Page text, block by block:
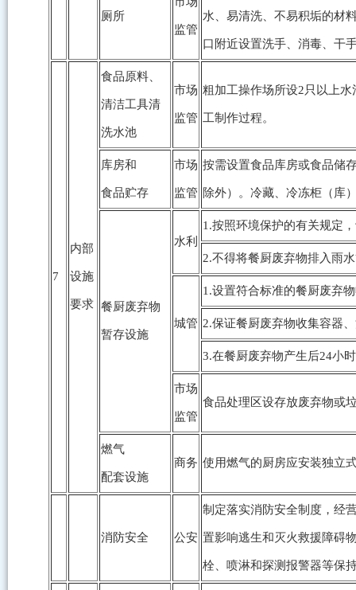
厕所
监管
水、易清洗、不易积垢的材
口附近设置洗手、消毒、干
7
内部
设施
要求
食品原料、
清洁工具清
洗水池
市场
监管
粗加工操作场所设2只以上
工制作过程。
库房和
食品贮存
市场
监管
按需设置食品库房或食品储
除外）。冷藏、冷冻柜（库
餐厨废弃物
暂存设施
水利
1.按照环境保护的有关规定
2.不得将餐厨废弃物排入雨
城管
1.设置符合标准的餐厨废弃
2.保证餐厨废弃物收集容器
3.在餐厨废弃物产生后24小
市场
监管
食品处理区设存放废弃物或
燃气
配套设施
商务 使用燃气的厨房应安装独立
消防安全 公安
制定落实消防安全制度，经
置影响逃生和灭火救援障碍
栓、喷淋和探测报警器等保